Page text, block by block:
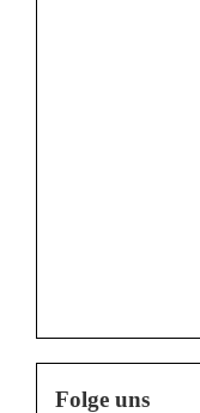
Folge uns